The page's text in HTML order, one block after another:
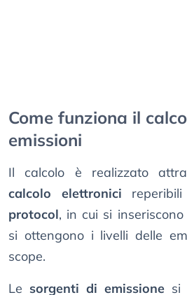
Come funziona il
emissioni
Il calcolo è realizzato
calcolo elettronici
protocol, in cui si
si ottengono i livelli delle
scope.
Le sorgenti di emissione si